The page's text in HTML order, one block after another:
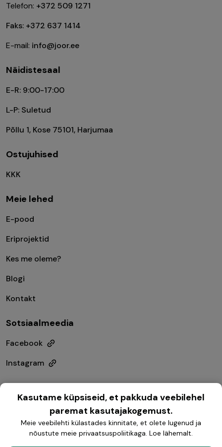
Telefon: +372 509 1271
Faks: +372 637 1414
E-mail: info@joor.ee
Näidistesaal
E-R: 9:00-17:00
L-P: Suletud
Põllu 1, Kose 75101, Harjumaa
Ostujuhised
KKK
Meie lehed
E-pood
Eriprojektid
Kes me oleme?
Blogi
Kontakt
Sotsiaalmeedia
Facebook
Instagram
Kasutame küpsiseid, et pakkuda veebilehel
paremat kasutajakogemust.
Meie veebilehti külastades kinnitate, et olete lugenud ja
nõustute meie privaatsuspoliitikaga. Loe lähemalt.